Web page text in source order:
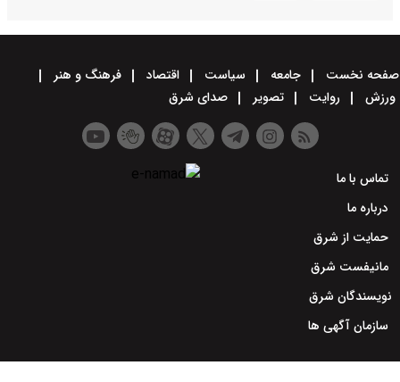
صفحه نخست جامعه سیاست اقتصاد
فرهنگ و هنر
ورزش
روایت تصویر صدای شرق
تماس با ما
درباره ما
حمایت از شرق
مانیفست شرق
نویسندگان شرق
سازمان آگهی ها